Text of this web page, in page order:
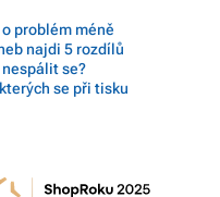
problém méně
najdi 5 rozdílů
se?
se při tisku